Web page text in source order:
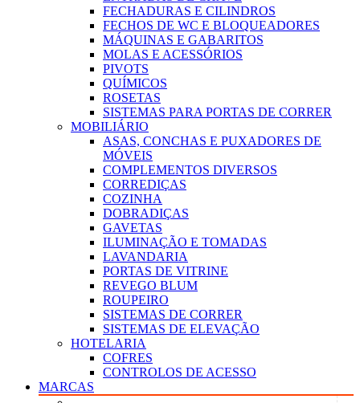
FECHADURAS E CILINDROS
FECHOS DE WC E BLOQUEADORES
MÁQUINAS E GABARITOS
MOLAS E ACESSÓRIOS
PIVOTS
QUÍMICOS
ROSETAS
SISTEMAS PARA PORTAS DE CORRER
MOBILIÁRIO
ASAS, CONCHAS E PUXADORES DE
MÓVEIS
COMPLEMENTOS DIVERSOS
CORREDIÇAS
COZINHA
DOBRADIÇAS
GAVETAS
ILUMINAÇÃO E TOMADAS
LAVANDARIA
PORTAS DE VITRINE
REVEGO BLUM
ROUPEIRO
SISTEMAS DE CORRER
SISTEMAS DE ELEVAÇÃO
HOTELARIA
COFRES
CONTROLOS DE ACESSO
MARCAS